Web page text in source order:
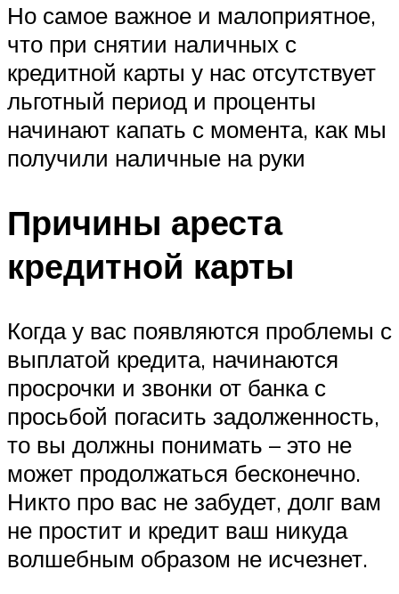
Но самое важное и малоприятное,
что при снятии наличных с
кредитной карты у нас отсутствует
льготный период и проценты
начинают капать с момента, как мы
получили наличные на руки
Причины ареста
кредитной карты
Когда у вас появляются проблемы с
выплатой кредита, начинаются
просрочки и звонки от банка с
просьбой погасить задолженность,
то вы должны понимать – это не
может продолжаться бесконечно.
Никто про вас не забудет, долг вам
не простит и кредит ваш никуда
волшебным образом не исчезнет.